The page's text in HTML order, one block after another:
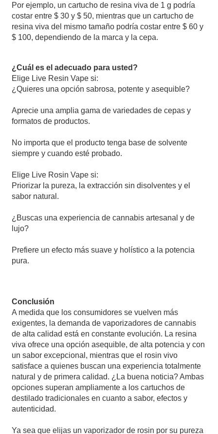
Por ejemplo, un cartucho de resina viva de 1 g podría
costar entre $ 30 y $ 50, mientras que un cartucho de
resina viva del mismo tamaño podría costar entre $ 60 y
$ 100, dependiendo de la marca y la cepa.
¿Cuál es el adecuado para usted?
Elige Live Resin Vape si:
¿Quieres una opción sabrosa, potente y asequible?
Aprecie una amplia gama de variedades de cepas y
formatos de productos.
No importa que el producto tenga base de solvente
siempre y cuando esté probado.
Elige Live Rosin Vape si:
Priorizar la pureza, la extracción sin disolventes y el
sabor natural.
¿Buscas una experiencia de cannabis artesanal y de
lujo?
Prefiere un efecto más suave y holístico a la potencia
pura.
Conclusión
A medida que los consumidores se vuelven más
exigentes, la demanda de vaporizadores de cannabis
de alta calidad está en constante evolución. La resina
viva ofrece una opción asequible, de alta potencia y con
un sabor excepcional, mientras que el rosin vivo
satisface a quienes buscan una experiencia totalmente
natural y de primera calidad. ¿La buena noticia? Ambas
opciones superan ampliamente a los cartuchos de
destilado tradicionales en cuanto a sabor, efectos y
autenticidad.
Ya sea que elijas un vaporizador de rosin por su pureza